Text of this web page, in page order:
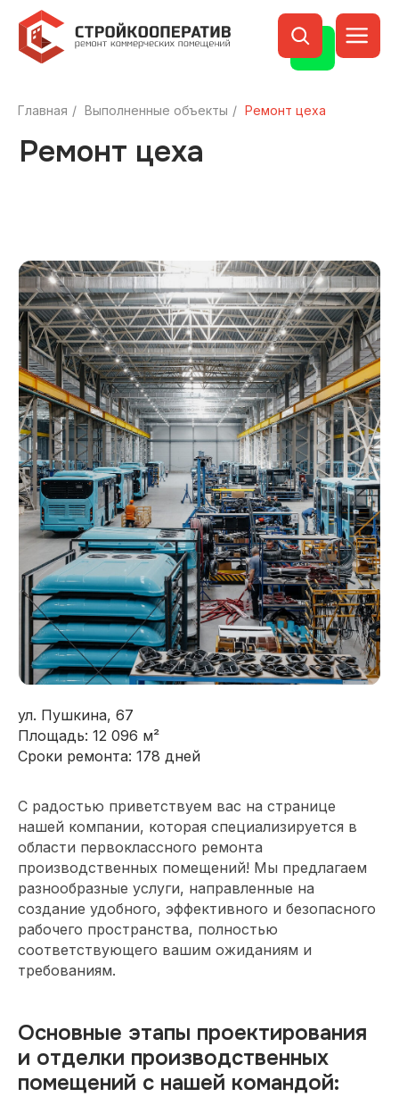
Главная / Выполненные объекты / Ремонт цеха
Ремонт цеха
ул. Пушкина, 67
Площадь: 12 096 м²
Сроки ремонта: 178 дней
С радостью приветствуем вас на странице
нашей компании, которая специализируется в
области первоклассного ремонта
производственных помещений! Мы предлагаем
разнообразные услуги, направленные на
создание удобного, эффективного и безопасного
рабочего пространства, полностью
соответствующего вашим ожиданиям и
требованиям.
Основные этапы проектирования
и отделки производственных
помещений с нашей командой: